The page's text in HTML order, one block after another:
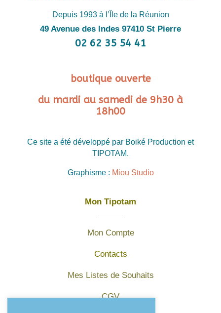
Depuis 1993 à l’Île de la Réunion
49 Avenue des Indes 97410 St Pierre
02 62 35 54 41
boutique ouverte
du mardi au samedi de 9h30 à
18h00
Ce site a été développé par Boiké Production et
TIPOTAM.
Graphisme : Miou Studio
Mon Tipotam
Mon Compte
Contacts
Mes Listes de Souhaits
CGV